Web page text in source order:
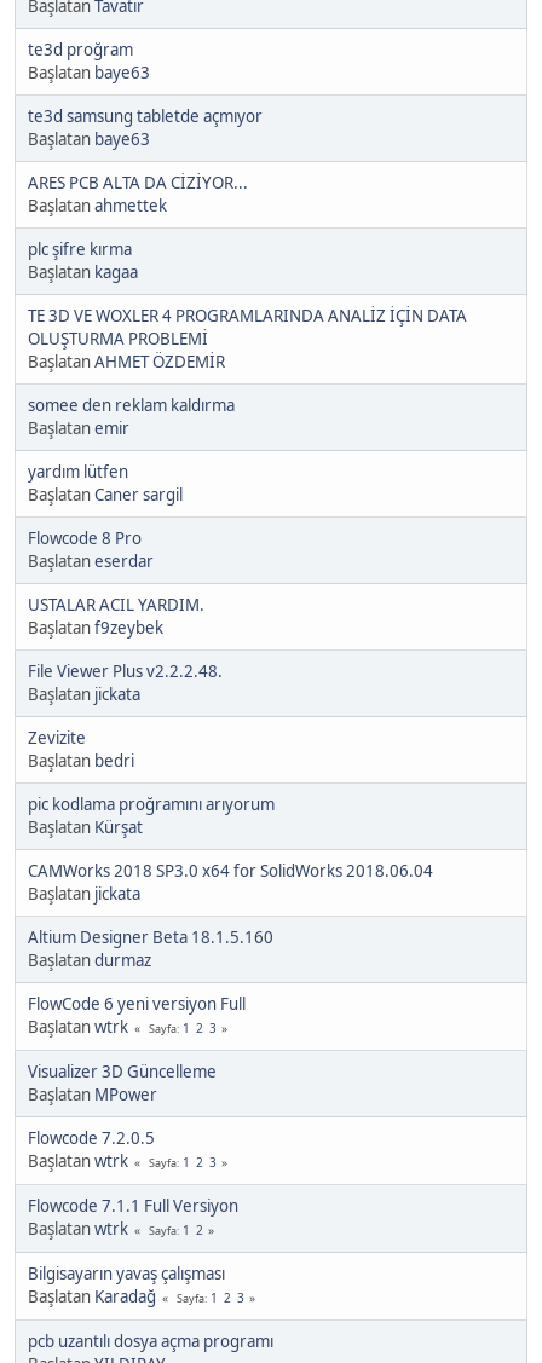
BaşlatanTavatir
te3d proğram
Başlatan baye63
te3d samsung tabletde açmıyor
Başlatan baye63
ARES PCB ALTA DA CİZİYOR...
Başlatanahmettek
plc şifre kırma
Başlatan kagaa
TE 3D VE WOXLER 4 PROGRAMLARINDA ANALİZ İÇİN DATA
OLUŞTURMA PROBLEMİ
BaşlatanAHMET ÖZDEMİR
somee den reklam kaldırma
Başlatanemir
yardım lütfen
BaşlatanCaner sargil
Flowcode 8 Pro
Başlataneserdar
USTALAR ACIL YARDIM.
Başlatanf9zeybek
File Viewer Plus v2.2.2.48.
Başlatan jickata
Zevizite
Başlatan bedri
pic kodlama proğramını arıyorum
Başlatan Kürşat
CAMWorks 2018 SP3.0 x64 for SolidWorks 2018.06.04
Başlatan jickata
Altium Designer Beta 18.1.5.160
Başlatandurmaz
FlowCode 6 yeni versiyon Full
Başlatanwtrk Sayfa 1 2 3
Visualizer 3D Güncelleme
Başlatan MPower
Flowcode 7.2.0.5
Başlatanwtrk Sayfa 1 2 3
Flowcode 7.1.1 Full Versiyon
Başlatanwtrk Sayfa 1 2
Bilgisayarın yavaş çalışması
Başlatan Karadağ Sayfa 1 2 3
pcb uzantılı dosya açma programı